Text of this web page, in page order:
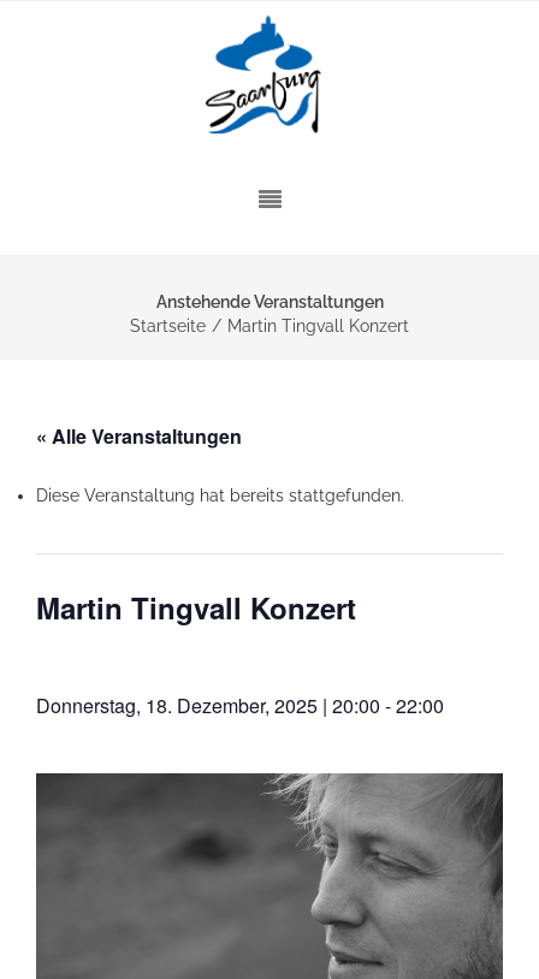
Anstehende Veranstaltungen
Startseite / Martin Tingvall Konzert
« Alle Veranstaltungen
Diese Veranstaltung hat bereits stattgefunden.
Martin Tingvall Konzert
Donnerstag, 18. Dezember, 2025 | 20:00 -22:00